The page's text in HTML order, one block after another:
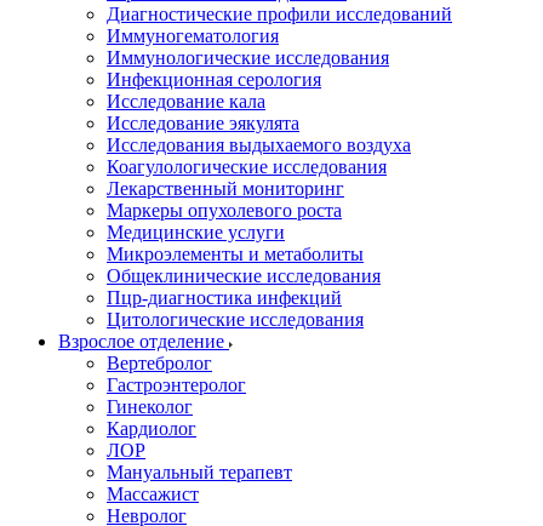
Диагностические профили исследований
Иммуногематология
Иммунологические исследования
Инфекционная серология
Исследование кала
Исследование эякулята
Исследования выдыхаемого воздуха
Коагулологические исследования
Лекарственный мониторинг
Маркеры опухолевого роста
Медицинские услуги
Микроэлементы и метаболиты
Общеклинические исследования
Пцр-диагностика инфекций
Цитологические исследования
Взрослое отделение
Вертебролог
Гастроэнтеролог
Гинеколог
Кардиолог
ЛОР
Мануальный терапевт
Массажист
Невролог